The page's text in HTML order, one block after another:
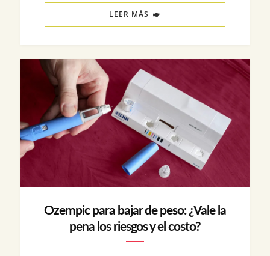
LEER MÁS
Ozempic para bajar de peso: ¿Vale la
pena los riesgos y el costo?